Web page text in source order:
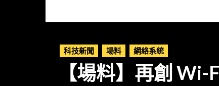
科技新聞 場料 網絡系統
【場料】再創